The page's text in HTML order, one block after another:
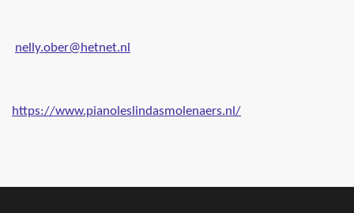
nelly.ober@hetnet.nl
https://www.pianoleslindasmolenaers.nl/